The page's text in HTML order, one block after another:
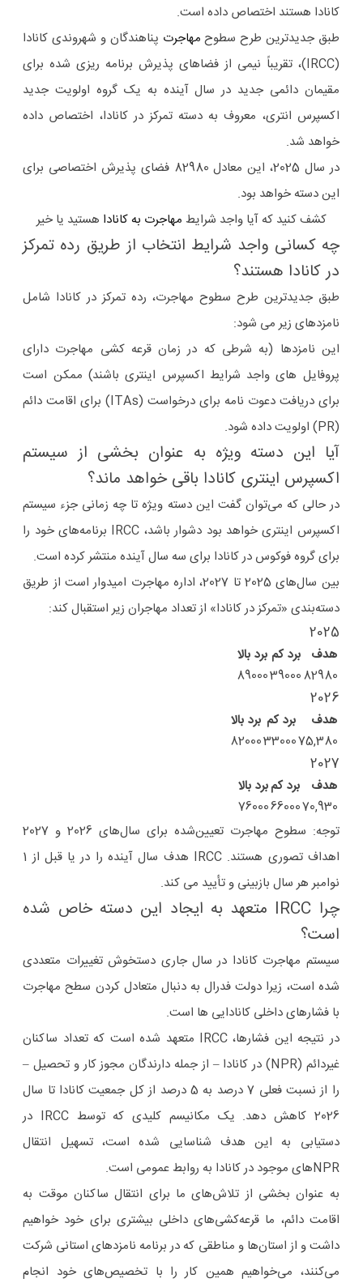
کانادا هستند اختصاص داده است.
طبق جدیدترین طرح سطوح مهاجرت پناهندگان و شهروندی کانادا
(IRCC)، تقریباً نیمی از فضاهای پذیرش برنامه ریزی شده برای
مقیمان دائمی جدید در سال آینده به یک گروه اولویت جدید
اکسپرس انتری، معروف به دسته تمرکز در کانادا، اختصاص داده
خواهد شد.
در سال 2025، این معادل 82980 فضای پذیرش اختصاصی برای
این دسته خواهد بود.
کشف کنید که آیا واجد شرایط مهاجرت به کانادا هستید یا خیر
چه کسانی واجد شرایط انتخاب از طریق رده تمرکز
در کانادا هستند؟
طبق جدیدترین طرح سطوح مهاجرت، رده تمرکز در کانادا شامل
نامزدهای زیر می شود:
این نامزدها (به شرطی که در زمان قرعه کشی مهاجرت دارای
پروفایل های واجد شرایط اکسپرس اینتری باشند) ممکن است
برای دریافت دعوت نامه برای درخواست (ITAs) برای اقامت دائم
(PR) اولویت داده شود.
آیا این دسته ویژه به عنوان بخشی از سیستم
اکسپرس اینتری کانادا باقی خواهد ماند؟
در حالی که می‌توان گفت این دسته ویژه تا چه زمانی جزء سیستم
اکسپرس اینتری خواهد بود دشوار باشد، IRCC برنامه‌های خود را
برای گروه فوکوس در کانادا برای سه سال آینده منتشر کرده است.
بین سال‌های 2025 تا 2027، اداره مهاجرت امیدوار است از طریق
دسته‌بندی «تمرکز در کانادا» از تعداد مهاجران زیر استقبال کند:
2025
هدف برد کم برد بالا
82980
39000
89000
2026
هدف برد کم برد بالا
75,380
33000
82000
2027
هدف برد کمبرد بالا
70,930
66000
76000
توجه: سطوح مهاجرت تعیین‌شده برای سال‌های 2026 و 2027
اهداف تصوری هستند. IRCC هدف سال آینده را در یا قبل از 1
نوامبر هر سال بازبینی و تأیید می کند.
چرا IRCC متعهد به ایجاد این دسته خاص شده
است؟
سیستم مهاجرت کانادا در سال جاری دستخوش تغییرات متعددی
شده است، زیرا دولت فدرال به دنبال متعادل کردن سطح مهاجرت
با فشارهای داخلی کانادایی ها است.
در نتیجه این فشارها، IRCC متعهد شده است که تعداد ساکنان
غیردائم (NPR) در کانادا – از جمله دارندگان مجوز کار و تحصیل –
را از نسبت فعلی 7 درصد به 5 درصد از کل جمعیت کانادا تا سال
2026 کاهش دهد. یک مکانیسم کلیدی که توسط IRCC در
دستیابی به این هدف شناسایی شده است، تسهیل انتقال
NPRهای موجود در کانادا به روابط عمومی است.
به عنوان بخشی از تلاش‌های ما برای انتقال ساکنان موقت به
اقامت دائم، ما قرعه‌کشی‌های داخلی بیشتری برای خود خواهیم
داشت و از استان‌ها و مناطقی که در برنامه نامزدهای استانی شرکت
می‌کنند، می‌خواهیم همین کار را با تخصیص‌های خود انجام